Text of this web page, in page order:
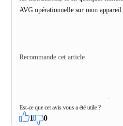
AVG opérationnelle sur mon appareil.
Recommande cet article
Est-ce que cet avis vous a été utile ?
1 0